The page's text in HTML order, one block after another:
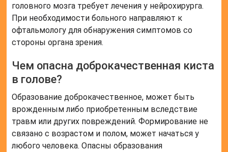
головного мозга требует лечения у нейрохирурга.
При необходимости больного направляют к
офтальмологу для обнаружения симптомов со
стороны органа зрения.
Чем опасна доброкачественная киста
в голове?
Образование доброкачественное, может быть
врожденным либо приобретенным вследствие
травм или других повреждений. Формирование не
связано с возрастом и полом, может начаться у
любого человека. Опасны образования